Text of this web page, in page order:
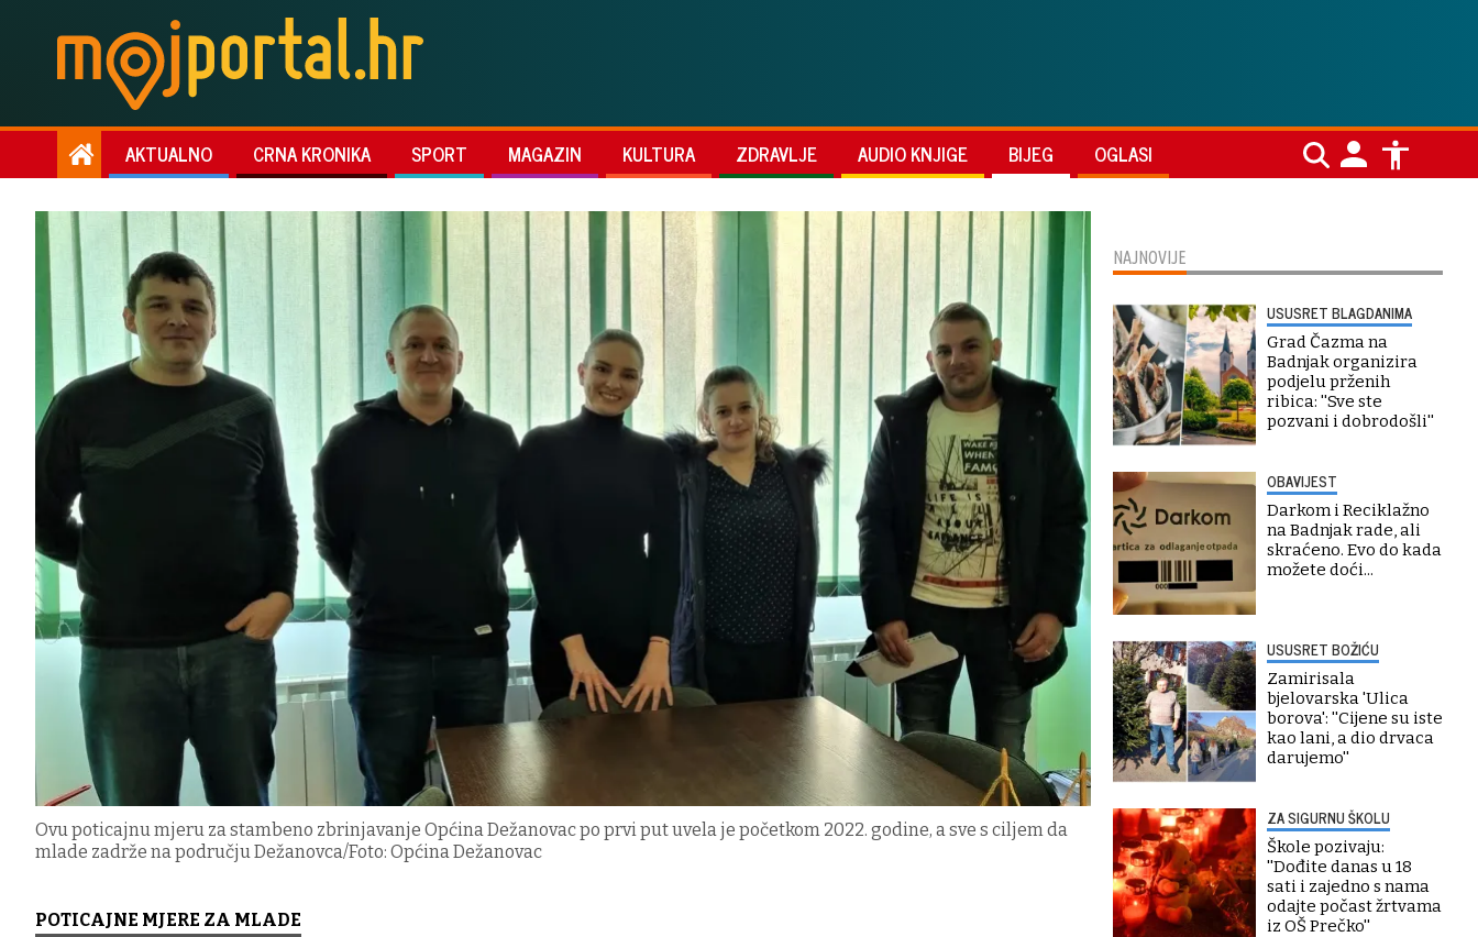
AKTUALNO CRNA KRONIKA SPORT MAGAZIN KULTURA ZDRAVLJE AUDIO KNJIGE BIJEG OGLASI
Ovu poticajnu mjeru za stambeno zbrinjavanje Općina Dežanovac po prvi put uvela je početkom 2022. godine, a sve s ciljem da
mlade zadrže na području Dežanovca/Foto: Općina Dežanovac
POTICAJNE MJERE ZA MLADE
NAJNOVIJE
USUSRET BLAGDANIMA
Grad Čazma na
Badnjak organizira
podjelu prženih
ribica: ''Sve ste
pozvani i dobrodošli''
OBAVIJEST
Darkom i Reciklažno
na Badnjak rade, ali
skraćeno. Evo do kada
možete doći...
USUSRET BOŽIĆU
Zamirisala
bjelovarska 'Ulica
borova': ''Cijene su iste
kao lani, a dio drvaca
darujemo''
ZA SIGURNU ŠKOLU
Škole pozivaju:
''Dođite danas u 18
sati i zajedno s nama
odajte počast žrtvama
iz OŠ Prečko''